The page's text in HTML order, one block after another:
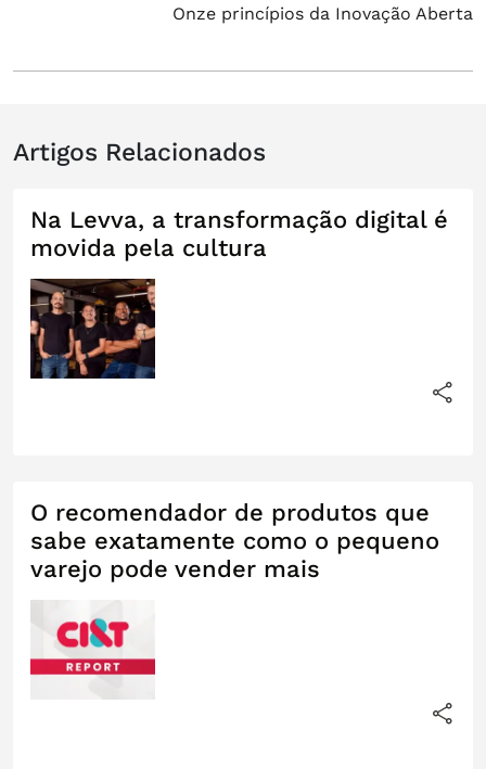
Onze princípios da Inovação Aberta
Artigos Relacionados
Na Levva, a transformação digital é
movida pela cultura
O recomendador de produtos que
sabe exatamente como o pequeno
varejo pode vender mais